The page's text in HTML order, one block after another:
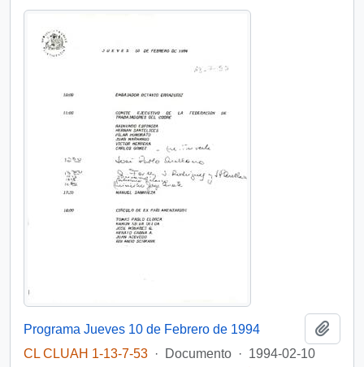
Programa Jueves 10 de Febrero de 1994
CL CLUAH 1-13-7-53 · Documento · 1994-02-10